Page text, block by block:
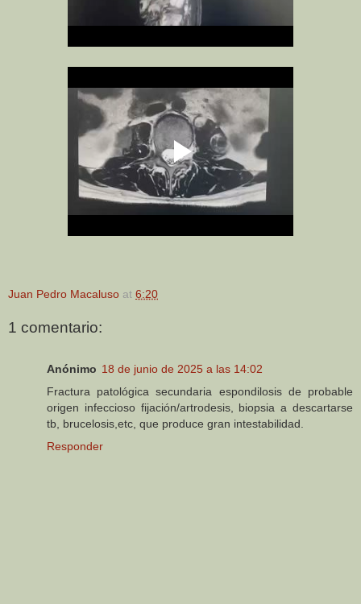
Juan Pedro Macaluso at 6:20
1 comentario:
Anónimo 18 de junio de 2025 a las 14:02
Fractura patológica secundaria espondilosis de probable
origen infeccioso fijación/artrodesis, biopsia a descartarse
tb, brucelosis,etc, que produce gran intestabilidad.
Responder